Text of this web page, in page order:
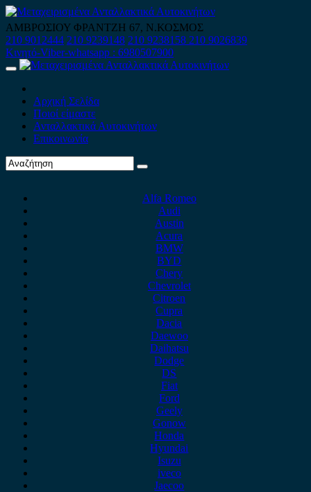
Skip
to
content
ΑΜΒΡΟΣΙΟΥ ΦΡΑΝΤΖΗ 67, Ν.ΚΟΣΜΟΣ
210 9012444 210 9239148 210 9238158 210 9026839
Κινητό-Viber-whatsapp : 6980507900
Primary
Αρχική Σελίδα
Ποιοί είμαστε
Ανταλλακτικά Αυτοκινήτων
Επικοινωνία
Alfa Romeo
Audi
Austin
Acura
BMW
BYD
Chery
Chevrolet
Citroen
Cupra
Dacia
Daewoo
Daihatsu
Dodge
DS
Fiat
Ford
Geely
Gonow
Honda
Hyundai
Isuzu
iveco
Jaecoo